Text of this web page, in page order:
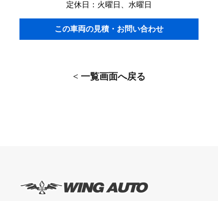
定休日：火曜日、水曜日
この車両の見積・お問い合わせ
< 一覧画面へ戻る